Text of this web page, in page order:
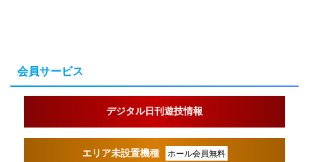
会員サービス
デジタル日刊遊技情報
エリア未設置機種 ホール会員無料